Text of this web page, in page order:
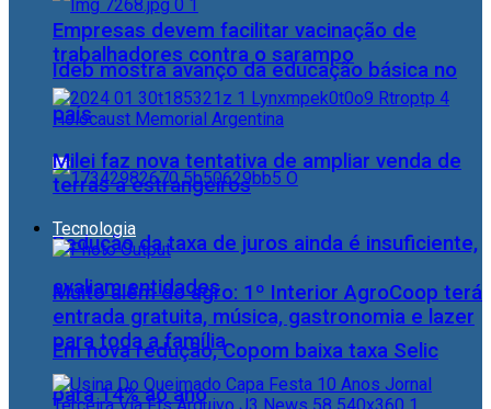
Ideb mostra avanço da educação básica no
país
Redução da taxa de juros ainda é insuficiente,
avaliam entidades
Em nova redução, Copom baixa taxa Selic
para 14% ao ano
Empresas devem facilitar vacinação de
trabalhadores contra o sarampo
Milei faz nova tentativa de ampliar venda de
terras a estrangeiros
Tecnologia
Muito além do agro: 1º Interior AgroCoop terá
entrada gratuita, música, gastronomia e lazer
para toda a família